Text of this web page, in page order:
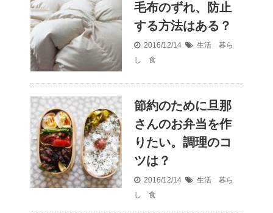
毛布のずれ、防止
する方法はある？
2016/12/14
生活 暮ら
し 食
節約のために旦那
さんのお弁当を作
りたい。調理のコ
ツは？
2016/12/14
生活 暮ら
し 食